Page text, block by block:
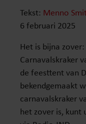
Tekst: Menno
6 februari 2025
Het is bijna
Carnavalskraker
de feesttent van
bekendgemaakt
carnavalskraker
het zover is, kunt